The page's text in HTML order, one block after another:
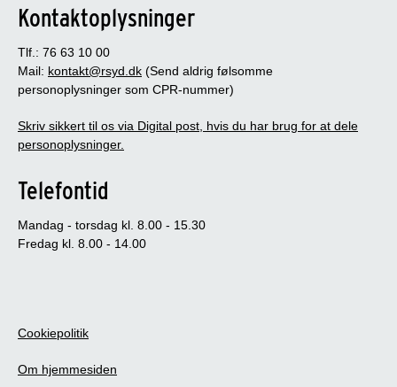
Kontaktoplysninger
Tlf.: 76 63 10 00
Mail: kontakt@rsyd.dk (Send aldrig følsomme
personoplysninger som CPR-nummer)
Skriv sikkert til os via Digital post, hvis du har brug for at dele
personoplysninger.
Telefontid
Mandag - torsdag kl. 8.00 - 15.30
Fredag kl. 8.00 - 14.00
Cookiepolitik
Om hjemmesiden